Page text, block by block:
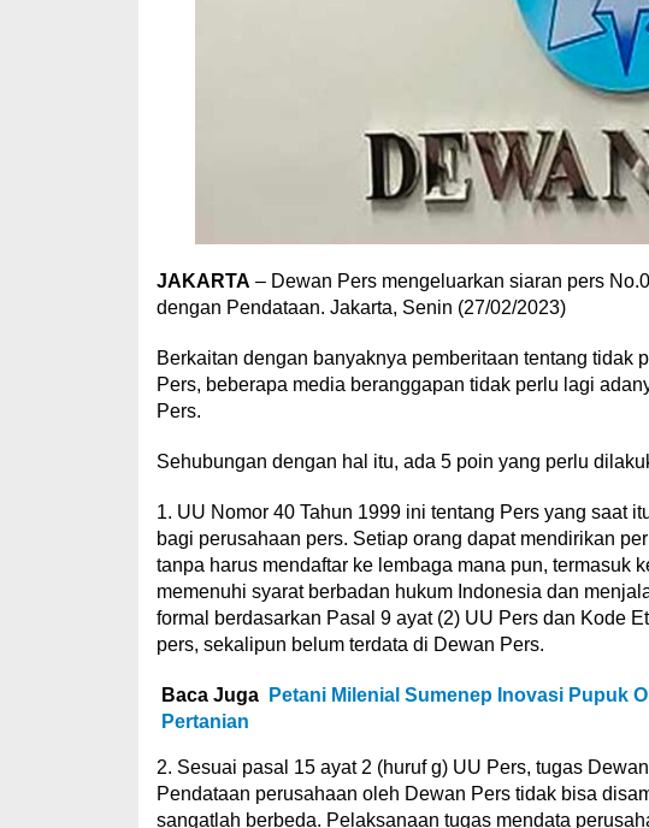
JAKARTA – Dewan Pers mengeluarkan siaran pers
dengan Pendataan. Jakarta, Senin (27/02/2023)
Berkaitan dengan banyaknya pemberitaan tentang tidak
Pers, beberapa media beranggapan tidak perlu lagi
Pers.
Sehubungan dengan hal itu, ada 5 poin yang perlu
1. UU Nomor 40 Tahun 1999 ini tentang Pers yang saat
bagi perusahaan pers. Setiap orang dapat mendirikan
tanpa harus mendaftar ke lembaga mana pun, termasuk
memenuhi syarat berbadan hukum Indonesia dan
formal berdasarkan Pasal 9 ayat (2) UU Pers dan Kode
pers, sekalipun belum terdata di Dewan Pers.
Baca Juga
Petani Milenial Sumenep Inovasi Pupuk
Pertanian
2. Sesuai pasal 15 ayat 2 (huruf g) UU Pers, tugas
Pendataan perusahaan oleh Dewan Pers tidak bisa
sangatlah berbeda. Pelaksanaan tugas mendata